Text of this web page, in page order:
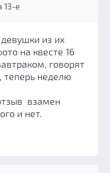
13-е
из их
на квесте 16
говорят
теперь неделю
взамен
и нет.